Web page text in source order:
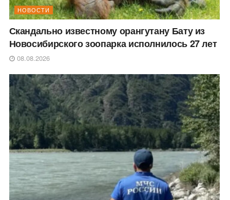
НОВОСТИ
Скандально известному орангутану Бату из
Новосибирского зоопарка исполнилось 27 лет
08.08.2026